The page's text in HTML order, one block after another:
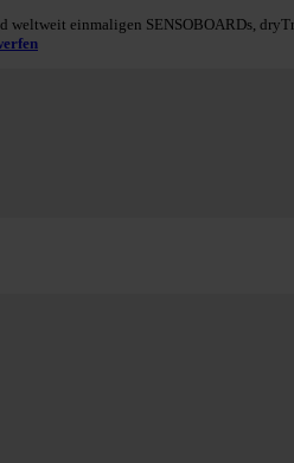
einmaligen SENSOBOARDs,